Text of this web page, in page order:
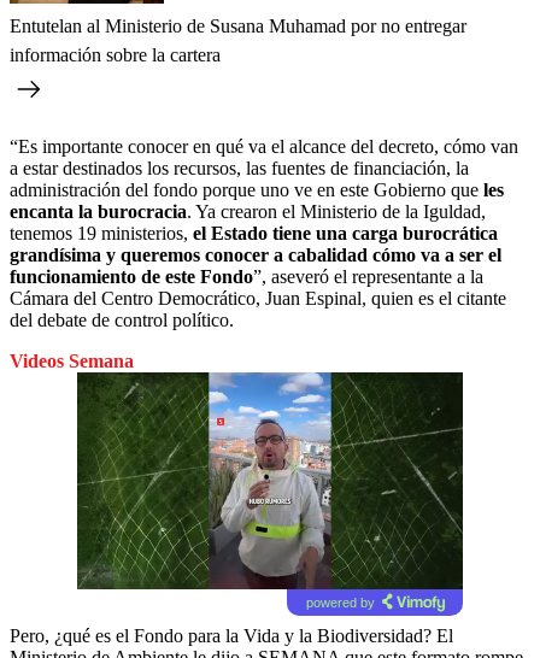
Entutelan al Ministerio de Susana Muhamad por no entregar
información sobre la cartera
“Es importante conocer en qué va el alcance del decreto, cómo van
a estar destinados los recursos, las fuentes de financiación, la
administración del fondo porque uno ve en este Gobierno que les
encanta la burocracia. Ya crearon el Ministerio de la Iguldad,
tenemos 19 ministerios, el Estado tiene una carga burocrática
grandísima y queremos conocer a cabalidad cómo va a ser el
funcionamiento de este Fondo”, aseveró el representante a la
Cámara del Centro Democrático, Juan Espinal, quien es el citante
del debate de control político.
Videos Semana
powered by
Pero, ¿qué es el Fondo para la Vida y la Biodiversidad? El